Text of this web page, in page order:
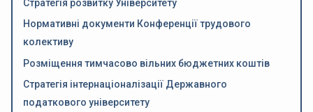
Стратегія розвитку Університету
Нормативні документи Конференції трудового
колективу
Розміщення тимчасово вільних бюджетних коштів
Стратегія інтернаціоналізації Державного
податкового університету